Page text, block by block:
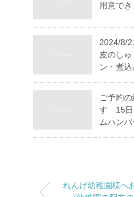
用意でき
2024/8/
皮のし
ン・煮込
ご予約
す 15日(
ムハンバ
れんげ幼稚園様へ